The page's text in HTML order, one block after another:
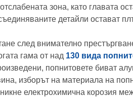
зона, като
детайли остават
след внимателно
гама от над 130 вида
попнитовете биват
изборът на материала на
електрохимична корозия